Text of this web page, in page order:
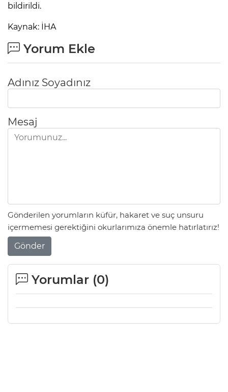
bildirildi.
Kaynak: İHA
Yorum Ekle
Adınız Soyadınız
Mesaj
Gönderilen yorumların küfür, hakaret ve suç unsuru
içermemesi gerektiğini okurlarımıza önemle hatırlatırız!
Gönder
Yorumlar (0)